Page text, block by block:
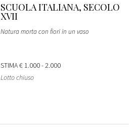
SCUOLA ITALIANA, SECOLO
XVII
Natura morta con fiori in un vaso
STIMA€ 1.000 - 2.000
Lotto chiuso